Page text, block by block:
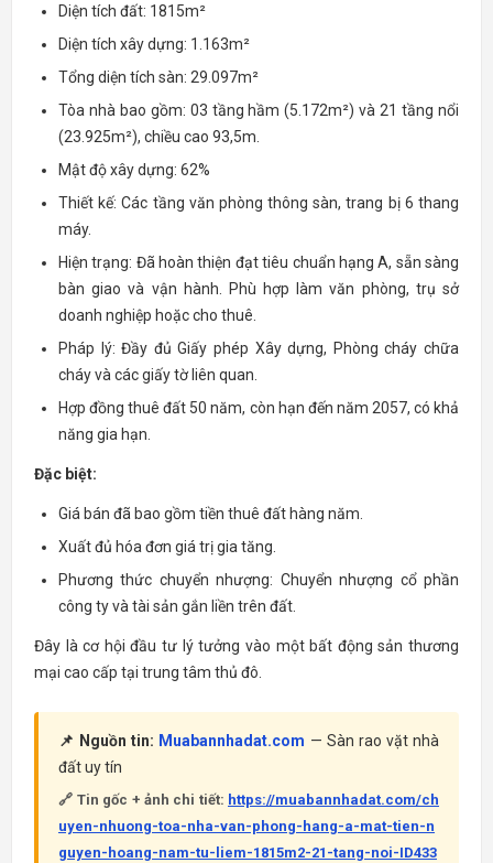
Diện tích đất: 1815m²
Diện tích xây dựng: 1.163m²
Tổng diện tích sàn: 29.097m²
Tòa nhà bao gồm: 03 tầng hầm (5.172m²) và 21 tầng nổi
(23.925m²), chiều cao 93,5m.
Mật độ xây dựng: 62%
Thiết kế: Các tầng văn phòng thông sàn, trang bị 6 thang
máy.
Hiện trạng: Đã hoàn thiện đạt tiêu chuẩn hạng A, sẵn sàng
bàn giao và vận hành. Phù hợp làm văn phòng, trụ sở
doanh nghiệp hoặc cho thuê.
Pháp lý: Đầy đủ Giấy phép Xây dựng, Phòng cháy chữa
cháy và các giấy tờ liên quan.
Hợp đồng thuê đất 50 năm, còn hạn đến năm 2057, có khả
năng gia hạn.
Đặc biệt:
Giá bán đã bao gồm tiền thuê đất hàng năm.
Xuất đủ hóa đơn giá trị gia tăng.
Phương thức chuyển nhượng: Chuyển nhượng cổ phần
công ty và tài sản gắn liền trên đất.
Đây là cơ hội đầu tư lý tưởng vào một bất động sản thương
mại cao cấp tại trung tâm thủ đô.
📌 Nguồn tin: Muabannhadat.com — Sàn rao vặt nhà
đất uy tín
🔗 Tin gốc + ảnh chi tiết: https://muabannhadat.com/ch
uyen-nhuong-toa-nha-van-phong-hang-a-mat-tien-n
guyen-hoang-nam-tu-liem-1815m2-21-tang-noi-ID433